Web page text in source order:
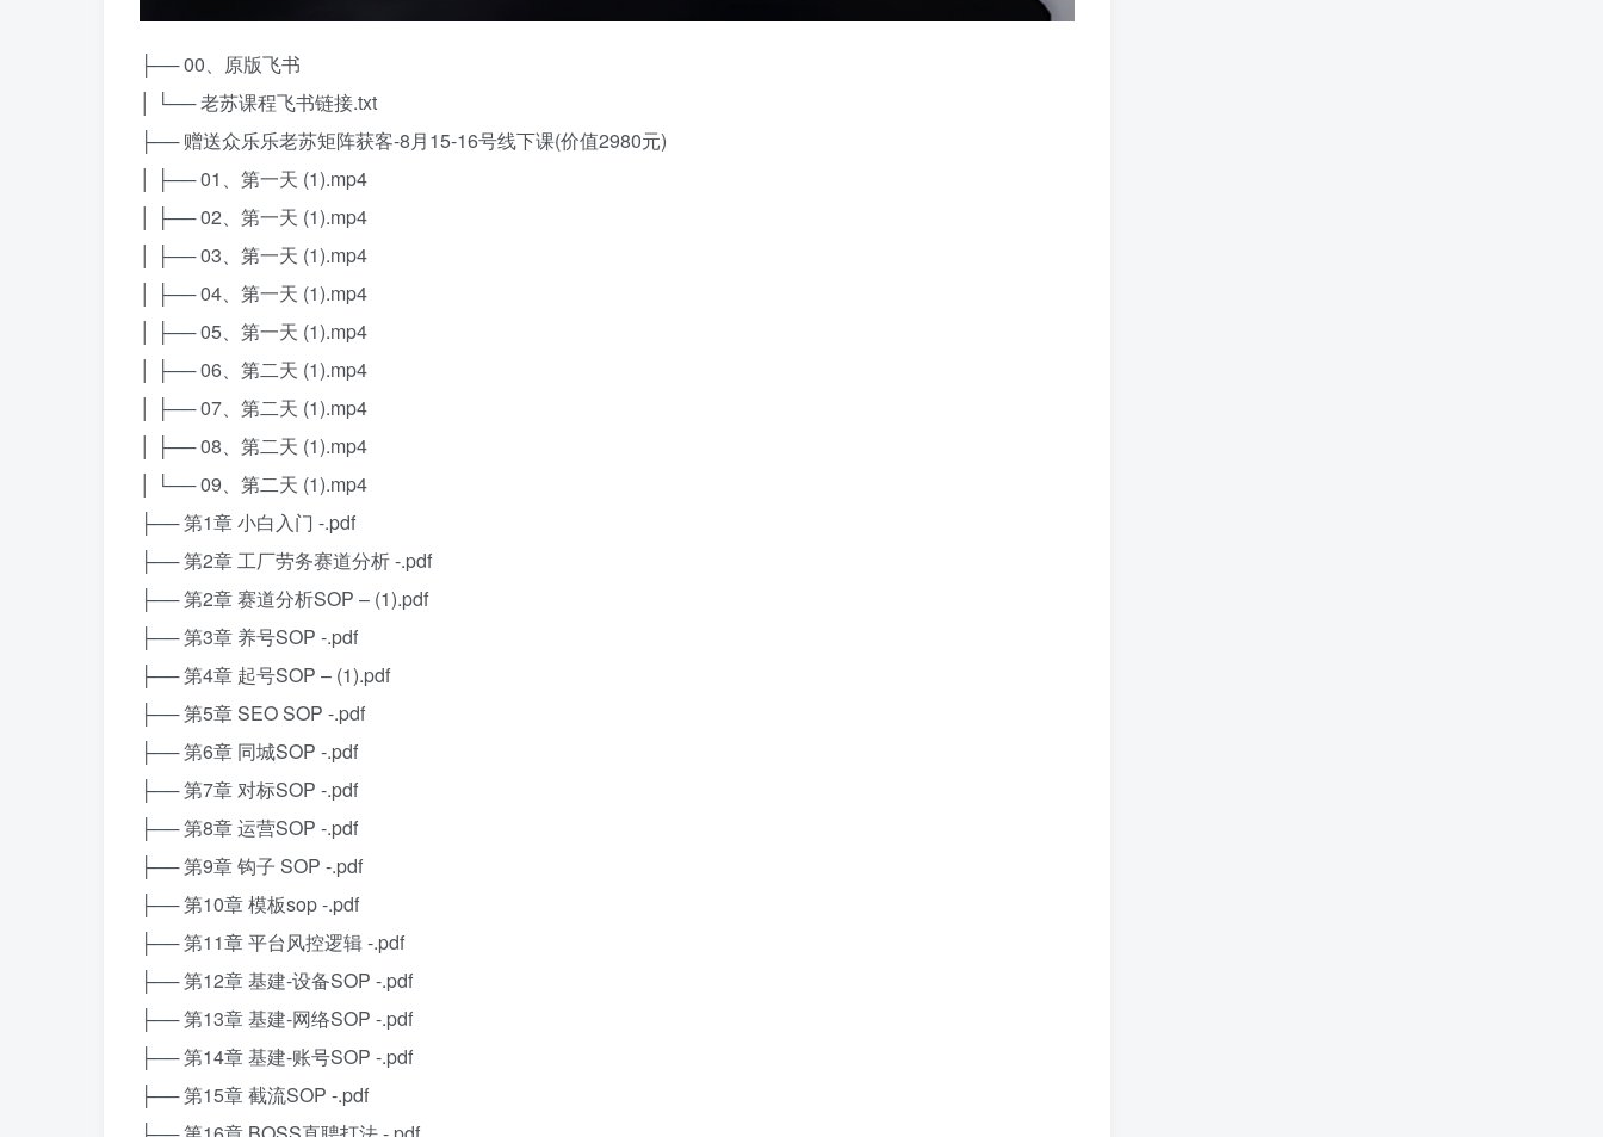
├── 00、原版飞书
│ └── 老苏课程飞书链接.txt
├── 赠送众乐乐老苏矩阵获客-8月15-16号线下课(价值2980元)
│ ├── 01、第一天 (1).mp4
│ ├── 02、第一天 (1).mp4
│ ├── 03、第一天 (1).mp4
│ ├── 04、第一天 (1).mp4
│ ├── 05、第一天 (1).mp4
│ ├── 06、第二天 (1).mp4
│ ├── 07、第二天 (1).mp4
│ ├── 08、第二天 (1).mp4
│ └── 09、第二天 (1).mp4
├── 第1章 小白入门 -.pdf
├── 第2章 工厂劳务赛道分析 -.pdf
├── 第2章 赛道分析SOP – (1).pdf
├── 第3章 养号SOP -.pdf
├── 第4章 起号SOP – (1).pdf
├── 第5章 SEO SOP -.pdf
├── 第6章 同城SOP -.pdf
├── 第7章 对标SOP -.pdf
├── 第8章 运营SOP -.pdf
├── 第9章 钩子 SOP -.pdf
├── 第10章 模板sop -.pdf
├── 第11章 平台风控逻辑 -.pdf
├── 第12章 基建-设备SOP -.pdf
├── 第13章 基建-网络SOP -.pdf
├── 第14章 基建-账号SOP -.pdf
├── 第15章 截流SOP -.pdf